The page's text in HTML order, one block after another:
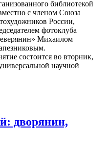
библиотекой
с членом Союза
России,
фотоклуба
Михаилом
состоится во вторник,
научной
дворянин,